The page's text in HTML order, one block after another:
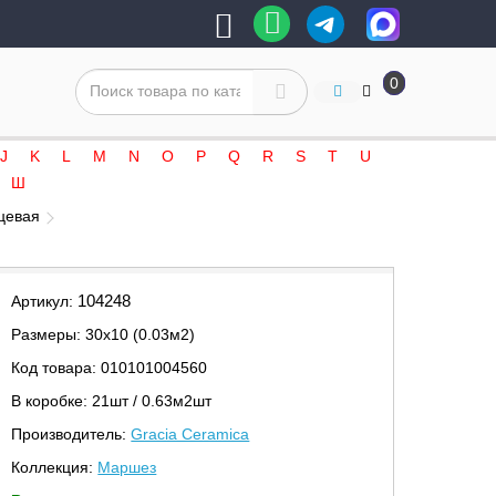
0
J K L M N O P Q R S T
U
Ш
Артикул: 104248
Размеры: 30х10 (0.03м2)
Код товара: 010101004560
В коробке: 21шт / 0.63м2шт
Производитель:Gracia Ceramica
Коллекция: Маршез